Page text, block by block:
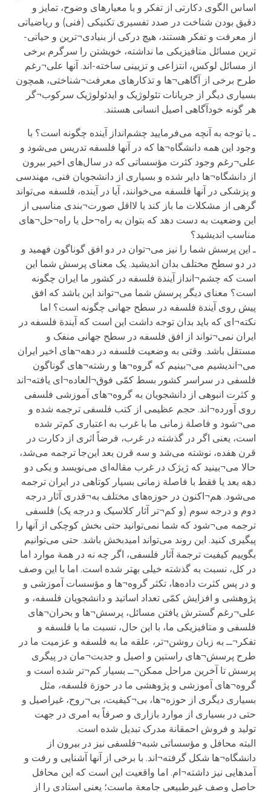
اساس الگوی دکارتی از تفکر و با معیارهای وضوح، تمایز و
دقیق بودن شناخت در صدد تفسیری تکنیکی (فنی) و ریاضیاتی
از معرفت و تفکر هستند، هیچ درکی از بنیادی¬ترین و حیاتی-
ترین مسائل متافیزیکی ما نداشته، خویشتن را سرگرم برخی
از مسائل لوکس، انتزاعی و تزیینی ساخته-اند. آنها علی¬رغم
طرح برخی از آگاهی¬ها و تذکارهای معرفت¬شناختی، همچون
بسیاری دیگر از جریانات تئولوژیک و ایدئولوژیک سرکوب¬گر
هر گونه خودآگاهی اصیل انسانی هستند.
ـ با توجه به آنچه می‌فرمایید چشم‌انداز آینده چگونه است؟ با
وجود این همه دانشگاه¬ها که در آنها فلسفه تدریس می‌شود و
علی¬رغم وجود کثرت مؤسساتی که در سال‌های اخیر بیرون
از دانشگاه¬ها دایر شده و بسیاری از دانشجویان فنی، مهندسی
و پزشکی در آنها فلسفه می‌خوانند، آیا در آینده، فلسفه می‌تواند
گرهی از مشکلات ما باز کند یا لااقل صورت¬بندی مناسبی از
این وضعیت به دست دهد که بتوان به راه¬حل یا راه¬حل¬های
مناسب اندیشید؟
ـ این پرسش شما را نیز می¬توان در دو افق گوناگون فهمید و
در دو سطح مختلف بدان اندیشید. یک معنای پرسش شما این
است که چشم¬انداز آیندة فلسفه در کشور ما ایران چگونه
است؟ معنای دیگر پرسش شما می¬تواند این باشد که افق
پیش روی آیندة فلسفه در سطح جهانی چگونه است؟ اما
نکته¬ای که باید بدان توجه داشت این است که آیندة فلسفه در
ایران نمی¬تواند از افق فلسفه در سطح جهانی منفک و
مستقل باشد. وقتی به وضعیت فلسفه در دهه¬های اخیر ایران
می¬اندیشیم می¬بینیم که گروه¬ها و رشته¬های گوناگون
فلسفی در سراسر کشور بسط کمّی فوق¬العاده¬ای یافته¬اند
و کثرت انبوهی از دانشجویان به گروه¬های آموزشی فلسفی
روی آورده¬اند. حجم عظیمی از کتب فلسفی ترجمه شده و
می¬شود و فاصلة زمانی ما با غرب به اعتباری کم‌تر شده
است، یعنی اگر در گذشته در غرب، فرضاً اثری از دکارت در
قرن هفده، نوشته می‌شد و سه قرن بعد این‌جا ترجمه می‌شد،
حالا می¬بینید که ژیژک در غرب مقاله‌ای می‌نویسد و یکی دو
دهه بعد یا فقط با فاصلة زمانی بسیار کوتاهی در ایران ترجمه
می‌شود. هم¬اکنون در حوزه‌های مختلف به¬قدری آثار درجه
دوم و درجه سوم (و کم¬تر آثار کلاسیک و درجه یک) فلسفی
ترجمه می¬شود که شما نمی‌توانید حتی بخش کوچکی از آنها را
پیگیری کنید. این روند می‌تواند امیدبخش باشد. حتی می‌توانیم
بگوییم کیفیت ترجمة آثار فلسفی، اگر چه نه در همة موارد اما
در کل، نسبت به گذشته خیلی بهتر شده است. اما با این وصف
و در پس کثرت داده‌ها، تکثر گروه¬ها و مؤسسات آموزشی و
پژوهشی و افزایش کمّی تعداد اساتید و دانشجویان فلسفه، و
علی¬رغم گسترش یافتن مسائل، پرسش¬ها و بحران¬های
فلسفی و متافیزیکی ما، با این حال، نسبت ما با فلسفه و
تفکر¬ــ به زبان روشن¬تر، علقه ما به فلسفه و عزمیت ما در
طرح پرسش¬های راستین و اصیل و جدیت¬مان در پیگری
پرسش تا آخرین مراحل ممکن¬ــ بسیار کم¬تر شده است و
گروه¬های آموزشی و پژوهشی ما در حوزة فلسفه، مثل
بسیاری دیگری از حوزه¬ها، بی¬کیفیت، بی¬روح، غیراصیل و
حتی در بسیاری از موارد بازاری و صرفاً به امری در جهت
تولید و فروش احمقانة مدرک تبدیل شده است.
البته محافل و مؤسساتی شبه¬فلسفی نیز در بیرون از
دانشگاه¬ها شکل گرفته¬اند. با برخی از آنها آشنایی و رفت و
آمدهایی نیز داشته¬ام. اما واقعیت این است که این محافل
حاصل وصف غیرطبیعی جامعة ماست؛ یعنی استادی را از